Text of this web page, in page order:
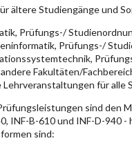
ältere Studiengänge und
Prüfungs-/
Prüfungs-/
Fakultäten/
Lehrveranstaltungen für
sind den
INF-B-610 und INF-D-940
sind: